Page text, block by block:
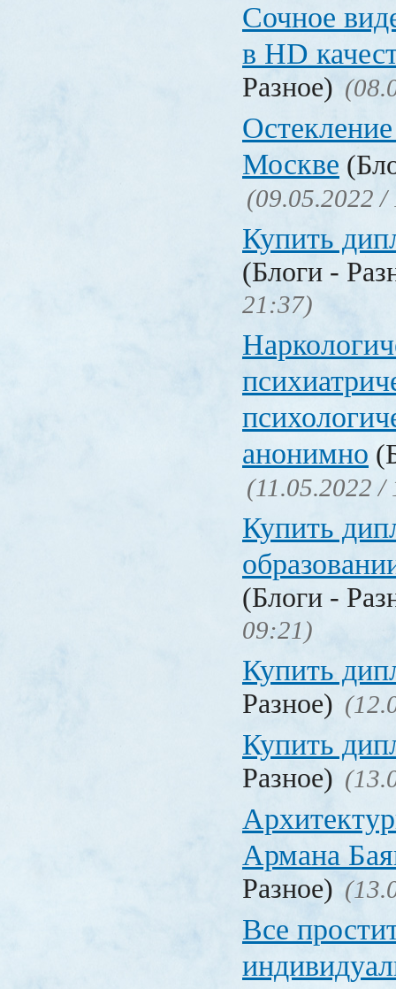
Сочное
в HD
Разное)
Москве
(09.05.2022 /
Купить
(Блоги -
21:37)
анонимно
(11.05.2022 /
Купить
(Блоги -
09:21)
Купить
Разное)
Купить
Разное)
Армана
Разное)
Все